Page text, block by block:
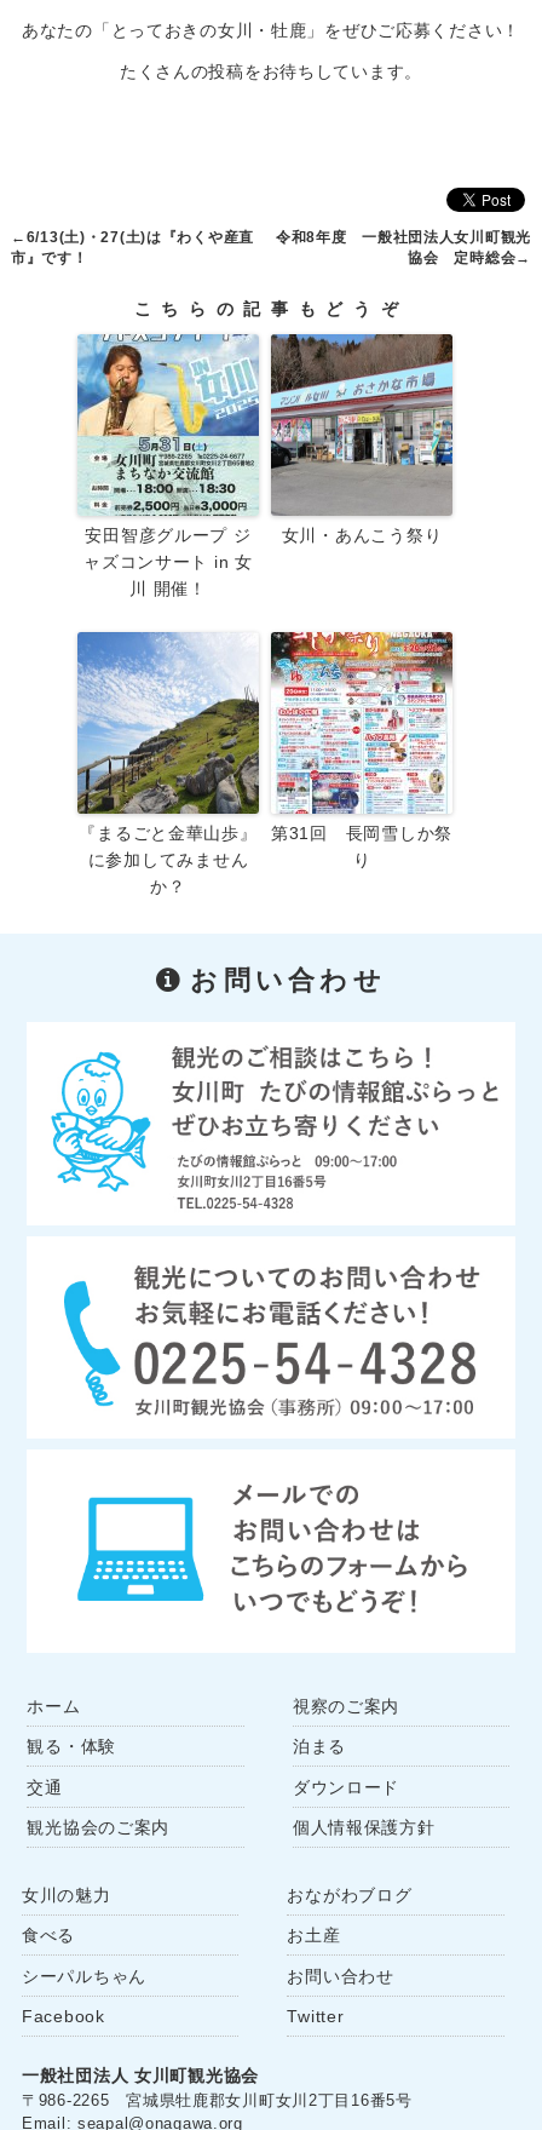
あなたの「とっておきの女川・牡鹿」をぜひご応募ください！
たくさんの投稿をお待ちしています。
← 6/13(土)・27(土)は『わくや産直
市』です！
令和8年度 一般社団法人女川町観光
協会 定時総会→
こちらの記事もどうぞ
安田智彦グループ ジ
ャズコンサート in 女
川 開催！
女川・あんこう祭り
『まるごと金華山歩』
に参加してみません
か？
第31回 長岡雪しか祭
り
お問い合わせ
ホーム
観る・体験
交通
観光協会のご案内
視察のご案内
泊まる
ダウンロード
個人情報保護方針
女川の魅力
食べる
シーパルちゃん
Facebook
おながわブログ
お土産
お問い合わせ
Twitter
一般社団法人 女川町観光協会
〒986-2265 宮城県牡鹿郡女川町女川2丁目16番5号
Email: seapal@onagawa.org